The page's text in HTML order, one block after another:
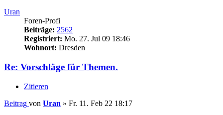
Uran
Foren-Profi
Beiträge: 2562
Registriert: Mo. 27. Jul 09 18:46
Wohnort: Dresden
Re: Vorschläge für Themen.
Zitieren
Beitrag von Uran » Fr. 11. Feb 22 18:17